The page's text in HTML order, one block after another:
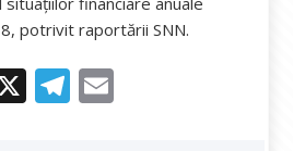
potrivit raportării SNN.
X T